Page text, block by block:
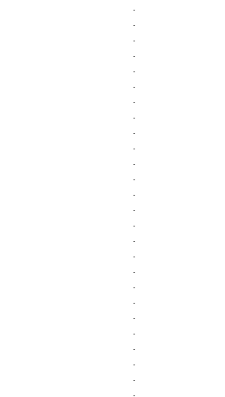
.
.
.
.
.
.
.
.
.
.
.
.
.
.
.
.
.
.
.
.
.
.
.
.
.
.